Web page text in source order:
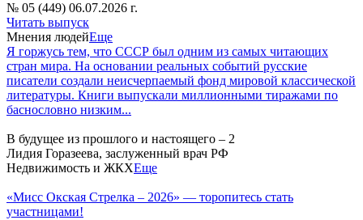
№ 05 (449) 06.07.2026 г.
Читать выпуск
Мнения людейЕще
Я горжусь тем, что СССР был одним из самых читающих
стран мира. На основании реальных событий русские
писатели создали неисчерпаемый фонд мировой классической
литературы. Книги выпускали миллионными тиражами по
баснословно низким...
В будущее из прошлого и настоящего – 2
Лидия Горазеева, заслуженный врач РФ
Недвижимость и ЖКХЕще
«Мисс Окская Стрелка – 2026» — торопитесь стать
участницами!